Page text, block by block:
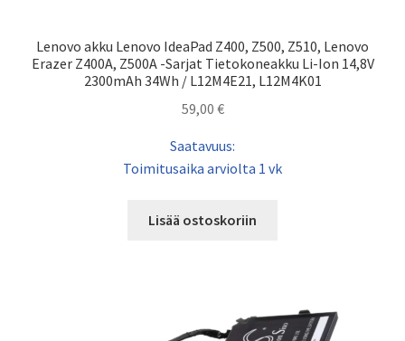
Lenovo akku Lenovo IdeaPad Z400, Z500, Z510, Lenovo
Erazer Z400A, Z500A -Sarjat Tietokoneakku Li-Ion 14,8V
2300mAh 34Wh / L12M4E21, L12M4K01
59,00 €
Saatavuus:
Toimitusaika arviolta 1 vk
Lisää ostoskoriin